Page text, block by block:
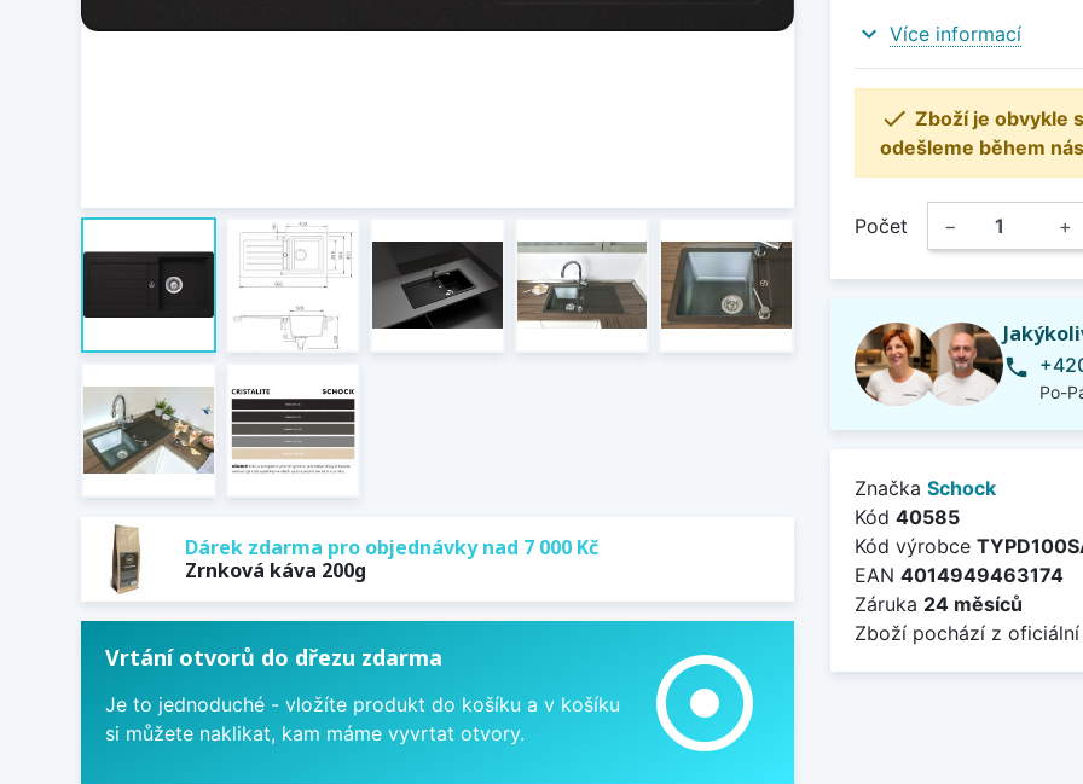
Dárek zdarma pro objednávky nad 7 000 Kč
Zrnková káva 200g
Vrtání otvorů do dřezu zdarma
Je to jednoduché - vložíte produkt do košíku a v košíku
si můžete naklikat, kam máme vyvrtat otvory.
adjust
expand_more Více informací
 Zboží je obvykle
odešleme během
Počet − +
phone
Po-
Značka Schock
Kód 40585
Kód výrobce
EAN 4014949463174
Záruka 24 měsíců
Zboží pochází z